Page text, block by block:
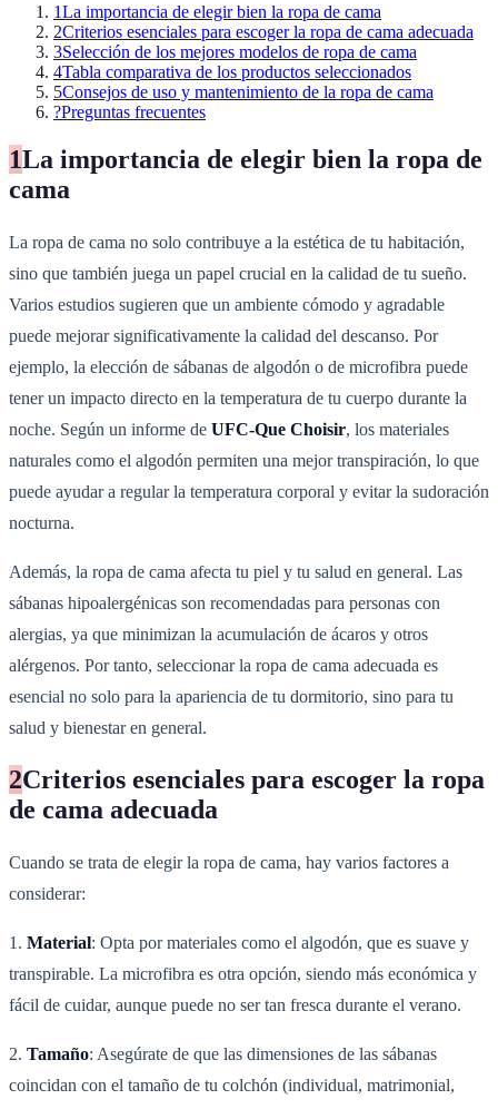
1La importancia de elegir bien la ropa de cama
2Criterios esenciales para escoger la ropa de cama adecuada
3Selección de los mejores modelos de ropa de cama
4Tabla comparativa de los productos seleccionados
5Consejos de uso y mantenimiento de la ropa de cama
?Preguntas frecuentes
1La importancia de elegir bien la ropa de
cama
La ropa de cama no solo contribuye a la estética de tu habitación,
sino que también juega un papel crucial en la calidad de tu sueño.
Varios estudios sugieren que un ambiente cómodo y agradable
puede mejorar significativamente la calidad del descanso. Por
ejemplo, la elección de sábanas de algodón o de microfibra puede
tener un impacto directo en la temperatura de tu cuerpo durante la
noche. Según un informe de UFC-Que Choisir, los materiales
naturales como el algodón permiten una mejor transpiración, lo que
puede ayudar a regular la temperatura corporal y evitar la sudoración
nocturna.
Además, la ropa de cama afecta tu piel y tu salud en general. Las
sábanas hipoalergénicas son recomendadas para personas con
alergias, ya que minimizan la acumulación de ácaros y otros
alérgenos. Por tanto, seleccionar la ropa de cama adecuada es
esencial no solo para la apariencia de tu dormitorio, sino para tu
salud y bienestar en general.
2Criterios esenciales para escoger la ropa
de cama adecuada
Cuando se trata de elegir la ropa de cama, hay varios factores a
considerar:
1. Material: Opta por materiales como el algodón, que es suave y
transpirable. La microfibra es otra opción, siendo más económica y
fácil de cuidar, aunque puede no ser tan fresca durante el verano.
2. Tamaño: Asegúrate de que las dimensiones de las sábanas
coincidan con el tamaño de tu colchón (individual, matrimonial,